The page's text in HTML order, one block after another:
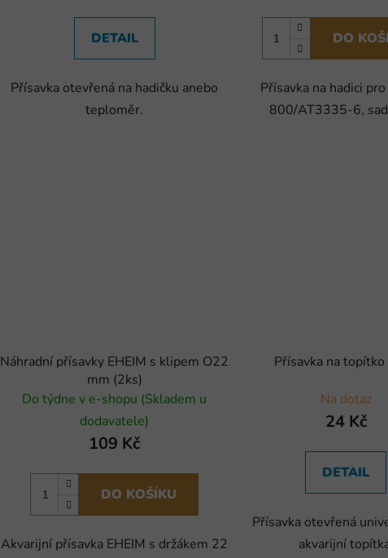
DETAIL
Přísavka otevřená na hadičku anebo
teploměr.
DO
Přísavka na hadici
800/AT3335-6,
Náhradní přísavky EHEIM s klipem O22
mm (2ks)
Do týdne v e-shopu (Skladem u
dodavatele)
109 Kč
DO KOŠÍKU
Akvarijní přísavka EHEIM s držákem 22
Přísavka na topítko
Na dotaz
24 Kč
DETAIL
Přísavka otevřená
akvarijní